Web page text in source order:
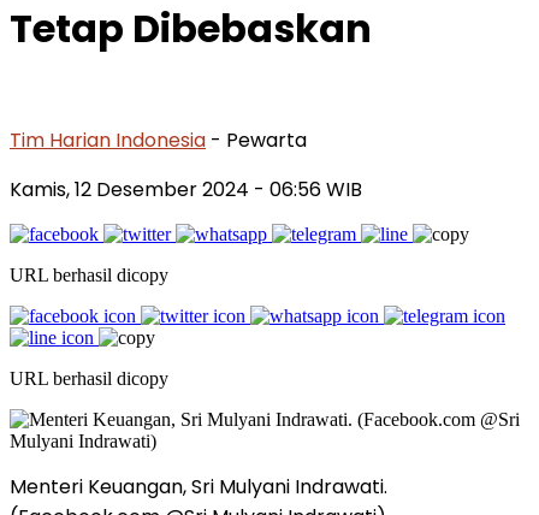
Tetap Dibebaskan
Tim Harian Indonesia - Pewarta
Kamis, 12 Desember 2024 - 06:56 WIB
URL berhasil dicopy
URL berhasil dicopy
Menteri Keuangan, Sri Mulyani Indrawati.